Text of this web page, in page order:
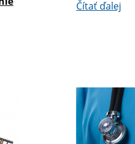
Čítať ďalej